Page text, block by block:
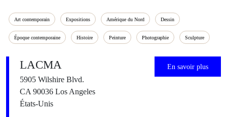
Art contemporain Expositions Amérique du Nord Dessin
Époque contemporaine Histoire Peinture Photographie Sculpture
LACMA
5905 Wilshire Blvd.
CA 90036 Los Angeles
États-Unis
En savoir plus